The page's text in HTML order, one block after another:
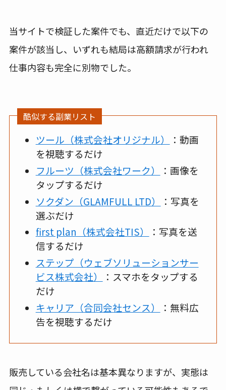
当サイトで検証した案件でも、直近だけで以下の
案件が該当し、いずれも結局は高額請求が行われ
仕事内容も完全に別物でした。
酷似する副業リスト
ツール（株式会社オリジナル）
：動画
を視聴するだけ
フルーツ（株式会社ワーク）
：画像を
タップするだけ
ソクダン（GLAMFULL LTD）
：写真を
選ぶだけ
first plan（株式会社TIS）
：写真を送
信するだけ
ステップ（ウェブソリューションサー
ビス株式会社）
：スマホをタップする
だけ
キャリア（合同会社センス）
：無料広
告を視聴するだけ
販売している会社名は基本異なりますが、実態は